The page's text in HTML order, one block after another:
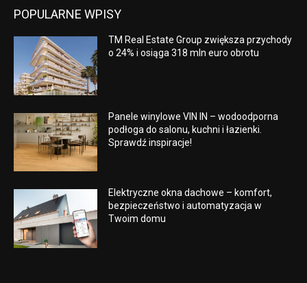
POPULARNE WPISY
TM Real Estate Group zwiększa przychody
o 24% i osiąga 318 mln euro obrotu
Panele winylowe VIN IN – wodoodporna
podłoga do salonu, kuchni i łazienki.
Sprawdź inspiracje!
Elektryczne okna dachowe – komfort,
bezpieczeństwo i automatyzacja w
Twoim domu